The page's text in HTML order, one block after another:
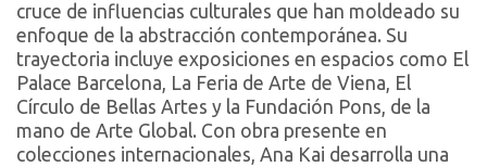
cruce de influencias culturales que han moldeado su
enfoque de la abstracción contemporánea. Su
trayectoria incluye exposiciones en espacios como El
Palace Barcelona, La Feria de Arte de Viena, El
Círculo de Bellas Artes y la Fundación Pons, de la
mano de Arte Global. Con obra presente en
colecciones internacionales, Ana Kai desarrolla una